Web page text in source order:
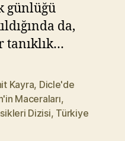
günlüğü
da,
tanıklık…
Kayra, Dicle'de
Maceraları,
Dizisi, Türkiye